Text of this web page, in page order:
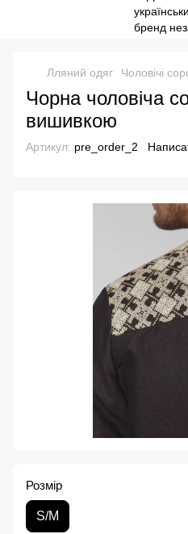
Лляний одяг Чоловічі
Чорна чоловіча
вишивкою
Артикул: pre_order_2
Розмір
S/M